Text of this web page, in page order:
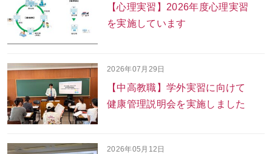
【心理実習】2026年度心理実習
を実施しています
2026年07月29日
【中高教職】学外実習に向けて
健康管理説明会を実施しました
2026年05月12日